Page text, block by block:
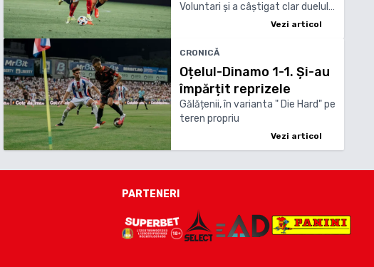
Voluntari și a câștigat clar duelul
cu nou promovata pe “Arcul de
Vezi articol
CRONICĂ
Oțelul-Dinamo 1-1. Și-au
împărțit reprizele
Gălățenii, în varianta " Die Hard" pe
teren propriu
Vezi articol
PARTENERI